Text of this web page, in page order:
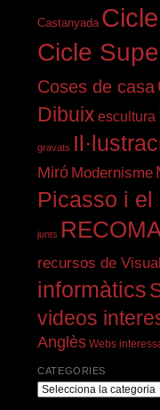
Castanyada
Cicle
Coses de casa
Dibuix escultura
gravats
Miró Modernisme
Picasso i el
junts
recursos de
informàtics
videos
Anglès Webs
CATEGORIES
Categories